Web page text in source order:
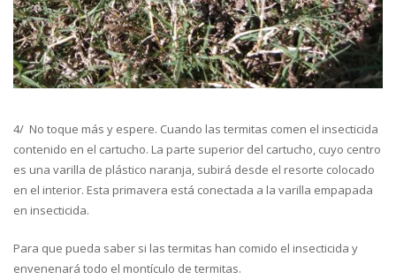
4/ No toque más y espere. Cuando las termitas comen el insecticida
contenido en el cartucho. La parte superior del cartucho, cuyo centro
es una varilla de plástico naranja, subirá desde el resorte colocado
en el interior. Esta primavera está conectada a la varilla empapada
en insecticida.
Para que pueda saber si las termitas han comido el insecticida y
envenenará todo el montículo de termitas.